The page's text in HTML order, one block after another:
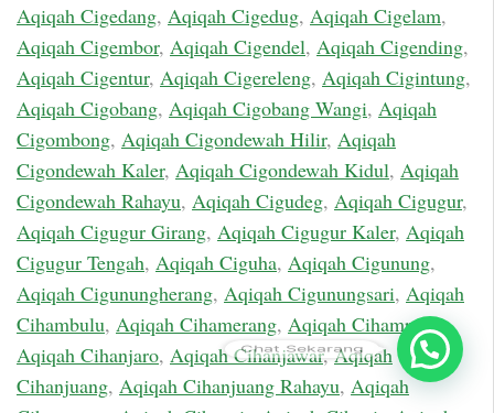
Aqiqah Cigedang, Aqiqah Cigedug, Aqiqah Cigelam,
Aqiqah Cigembor, Aqiqah Cigendel, Aqiqah Cigending,
Aqiqah Cigentur, Aqiqah Cigereleng, Aqiqah Cigintung,
Aqiqah Cigobang, Aqiqah Cigobang Wangi, Aqiqah
Cigombong, Aqiqah Cigondewah Hilir, Aqiqah
Cigondewah Kaler, Aqiqah Cigondewah Kidul, Aqiqah
Cigondewah Rahayu, Aqiqah Cigudeg, Aqiqah Cigugur,
Aqiqah Cigugur Girang, Aqiqah Cigugur Kaler, Aqiqah
Cigugur Tengah, Aqiqah Ciguha, Aqiqah Cigunung,
Aqiqah Cigunungherang, Aqiqah Cigunungsari, Aqiqah
Cihambulu, Aqiqah Cihamerang, Aqiqah Cihampelas,
Aqiqah Cihanjaro, Aqiqah Cihanjawar,Aqiqah
Cihanjuang, Aqiqah Cihanjuang Rahayu, Aqiqah
Chat Sekarang